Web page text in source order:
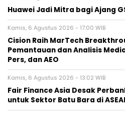
Huawei Jadi Mitra bagi Ajang
Kamis, 6 Agustus 2026 - 17:00 WIB
Cision Raih MarTech
Pemantauan dan Analisis
Pers, dan AEO
Kamis, 6 Agustus 2026 - 13:02 WIB
Fair Finance Asia Desak
untuk Sektor Batu Bara di